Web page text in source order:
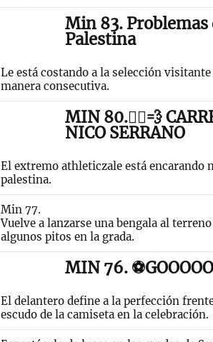
Min 83. Problemas
Palestina
Le está costando a la selección
manera consecutiva.
MIN 80.🏃‍♂️💨
NICO SERRANO
El extremo athleticzale está encarando
palestina.
Min 77.
Vuelve a lanzarse una bengala al
algunos pitos en la grada.
MIN 76.
El delantero define a la perfección
escudo de la camiseta en la celebración.